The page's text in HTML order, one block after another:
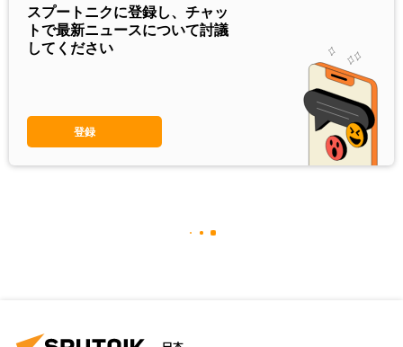
スプートニクに登録し、チャッ
トで最新ニュースについて討議
してください
登録